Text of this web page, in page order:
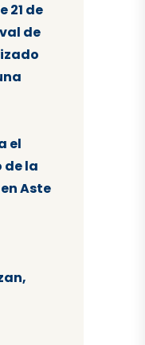
21 de
de
el
la
Aste